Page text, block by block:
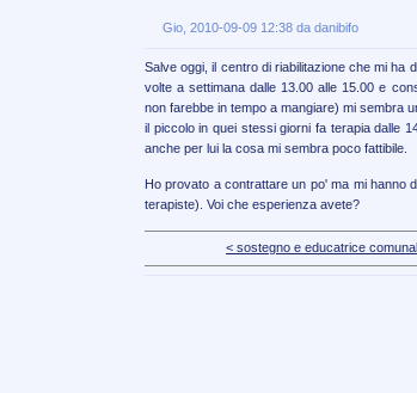
Gio, 2010-09-09 12:38 da danibifo
Salve oggi, il centro di riabilitazione che mi ha
volte a settimana dalle 13.00 alle 15.00 e
non farebbe in tempo a mangiare) mi sembra
il piccolo in quei stessi giorni fa terapia dalle
anche per lui la cosa mi sembra poco fattibile.
Ho provato a contrattare un po' ma mi hanno
terapiste). Voi che esperienza avete?
< sostegno e educatrice